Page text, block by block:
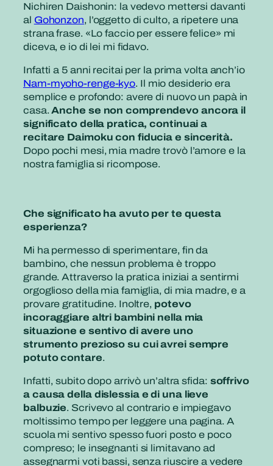
Nichiren Daishonin: la vedevo mettersi davanti
al Gohonzon, l’oggetto di culto, a ripetere una
strana frase. «Lo faccio per essere felice» mi
diceva, e io di lei mi fidavo.
Infatti a 5 anni recitai per la prima volta anch’io
Nam-myoho-renge-kyo. Il mio desiderio era
semplice e profondo: avere di nuovo un papà in
casa.Anche se non comprendevo ancora il
significato della pratica, continuai a
recitare Daimoku con fiducia e sincerità.
Dopo pochi mesi, mia madre trovò l’amore e la
nostra famiglia si ricompose.
Che significato ha avuto per te questa
esperienza?
Mi ha permesso di sperimentare, fin da
bambino, che nessun problema è troppo
grande. Attraverso la pratica iniziai a sentirmi
orgoglioso della mia famiglia, di mia madre, e a
provare gratitudine. Inoltre, potevo
incoraggiare altri bambini nella mia
situazione e sentivo di avere uno
strumento prezioso su cui avrei sempre
potuto contare.
Infatti, subito dopo arrivò un’altra sfida: soffrivo
a causa della dislessia e di una lieve
balbuzie. Scrivevo al contrario e impiegavo
moltissimo tempo per leggere una pagina. A
scuola mi sentivo spesso fuori posto e poco
compreso; le insegnanti si limitavano ad
assegnarmi voti bassi, senza riuscire a vedere